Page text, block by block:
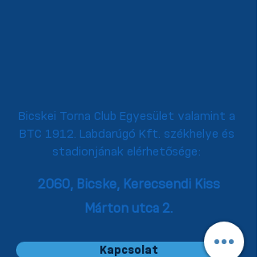
Bicskei Torna Club Egyesület valamint a
BTC 1912. Labdarúgó Kft. székhelye és
stadionjának elérhetősége:
2060, Bicske, Kerecsendi Kiss
Márton utca 2.
Kapcsolat